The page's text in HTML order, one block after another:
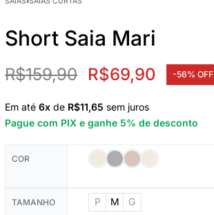
Short Saia Mari
R$159,90 R$69,90 -56% OFF
Em até6x de R$11,65 sem juros
Pague com PIX e ganhe 5% de desconto
COR
TAMANHO P M G